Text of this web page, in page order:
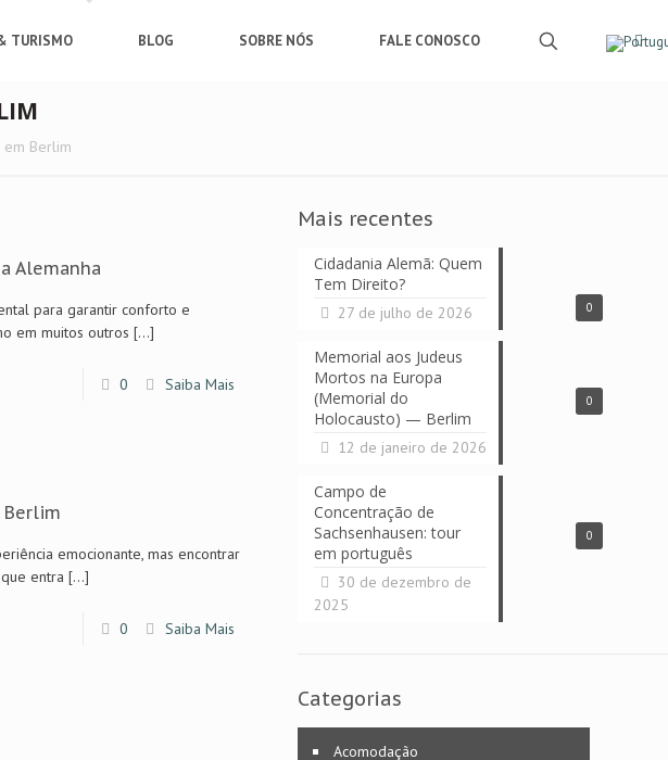
TURISMO BLOG SOBRE NÓS FALE CONOSCO
em Berlim
Alemanha
para garantir conforto e
em muitos outros […]
0 Saiba Mais
Berlim
emocionante, mas encontrar
entra […]
0 Saiba Mais
Mais recentes
0
Cidadania Alemã: Quem
Tem Direito?
27 de julho de 2026
0
Memorial aos Judeus
Mortos na Europa
(Memorial do
Holocausto) — Berlim
12 de janeiro de 2026
0
Campo de
Concentração de
Sachsenhausen: tour
em português
30 de dezembro de
2025
Categorias
Acomodação